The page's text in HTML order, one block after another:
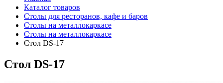
Каталог товаров
Столы для ресторанов, кафе и баров
Столы на металлокаркасе
Столы на металлокаркасе
Стол DS-17
Стол DS-17